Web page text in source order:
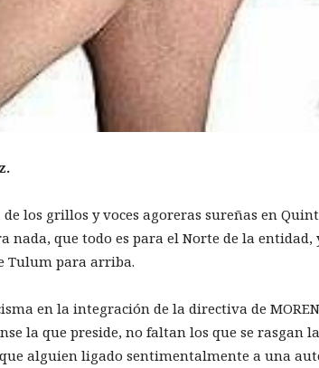
los grillos y voces agoreras sureñas en
nada, que todo es para el Norte de la entidad,
Tulum para arriba.
en la integración de la directiva de
la que preside, no faltan los que se rasgan
alguien ligado sentimentalmente a una